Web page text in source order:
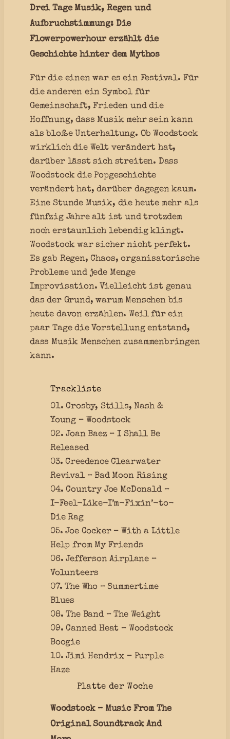
Drei Tage Musik, Regen und
Aufbruchstimmung: Die
Flowerpowerhour erzählt die
Geschichte hinter dem Mythos
Für die einen war es ein Festival. Für
die anderen ein Symbol für
Gemeinschaft, Frieden und die
Hoffnung, dass Musik mehr sein kann
als bloße Unterhaltung. Ob Woodstock
wirklich die Welt verändert hat,
darüber lässt sich streiten. Dass
Woodstock die Popgeschichte
verändert hat, darüber dagegen kaum.
Eine Stunde Musik, die heute mehr als
fünfzig Jahre alt ist und trotzdem
noch erstaunlich lebendig klingt.
Woodstock war sicher nicht perfekt.
Es gab Regen, Chaos, organisatorische
Probleme und jede Menge
Improvisation. Vielleicht ist genau
das der Grund, warum Menschen bis
heute davon erzählen. Weil für ein
paar Tage die Vorstellung entstand,
dass Musik Menschen zusammenbringen
kann.
Trackliste
01. Crosby, Stills, Nash &
Young – Woodstock
02. Joan Baez – I Shall Be
Released
03. Creedence Clearwater
Revival – Bad Moon Rising
04. Country Joe McDonald –
I-Feel-Like-I’m-Fixin’-to-
Die Rag
05. Joe Cocker – With a Little
Help from My Friends
06. Jefferson Airplane –
Volunteers
07. The Who – Summertime
Blues
08. The Band – The Weight
09. Canned Heat – Woodstock
Boogie
10. Jimi Hendrix – Purple
Haze
Platte der Woche
Woodstock – Music From The
Original Soundtrack And